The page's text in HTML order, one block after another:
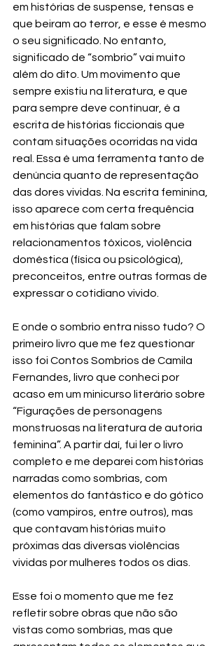
em histórias de suspense, tensas e
que beiram ao terror, e esse é mesmo
o seu significado. No entanto,
significado de “sombrio” vai muito
além do dito. Um movimento que
sempre existiu na literatura, e que
para sempre deve continuar, é a
escrita de histórias ficcionais que
contam situações ocorridas na vida
real. Essa é uma ferramenta tanto de
denúncia quanto de representação
das dores vividas. Na escrita feminina,
isso aparece com certa frequência
em histórias que falam sobre
relacionamentos tóxicos, violência
doméstica (física ou psicológica),
preconceitos, entre outras formas de
expressar o cotidiano vivido.
E onde o sombrio entra nisso tudo? O
primeiro livro que me fez questionar
isso foi Contos Sombrios de Camila
Fernandes, livro que conheci por
acaso em um minicurso literário sobre
“Figurações de personagens
monstruosas na literatura de autoria
feminina”. A partir daí, fui ler o livro
completo e me deparei com histórias
narradas como sombrias, com
elementos do fantástico e do gótico
(como vampiros, entre outros), mas
que contavam histórias muito
próximas das diversas violências
vividas por mulheres todos os dias.
Esse foi o momento que me fez
refletir sobre obras que não são
vistas como sombrias, mas que